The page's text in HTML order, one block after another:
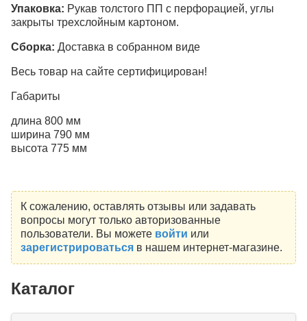
Упаковка: Рукав толстого ПП с перфорацией, углы
закрыты трехслойным картоном.
Сборка: Доставка в собранном виде
Весь товар на сайте сертифицирован!
Габариты
длина 800 мм
ширина 790 мм
высота 775 мм
К сожалению, оставлять отзывы или задавать
вопросы могут только авторизованные
пользователи. Вы можете войти или
зарегистрироватьсяв нашем интернет-магазине.
Каталог